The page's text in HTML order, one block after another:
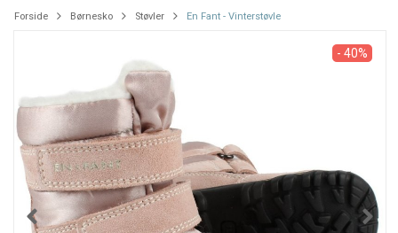
Forside Børnesko Støvler En Fant - Vinterstøvle
- 40%